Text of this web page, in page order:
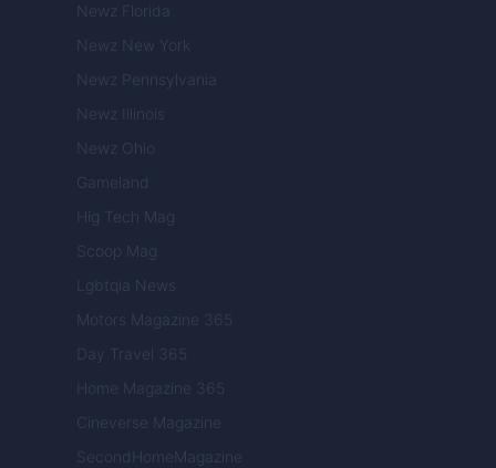
Newz Florida
Newz New York
Newz Pennsylvania
Newz Illinois
Newz Ohio
Gameland
Hig Tech Mag
Scoop Mag
Lgbtqia News
Motors Magazine 365
Day Travel 365
Home Magazine 365
Cineverse Magazine
SecondHomeMagazine